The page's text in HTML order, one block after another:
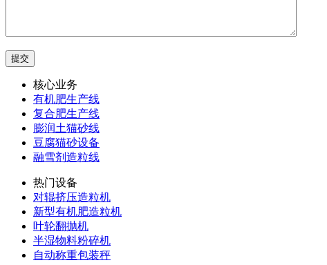
核心业务
有机肥生产线
复合肥生产线
膨润土猫砂线
豆腐猫砂设备
融雪剂造粒线
热门设备
对辊挤压造粒机
新型有机肥造粒机
叶轮翻抛机
半湿物料粉碎机
自动称重包装秤